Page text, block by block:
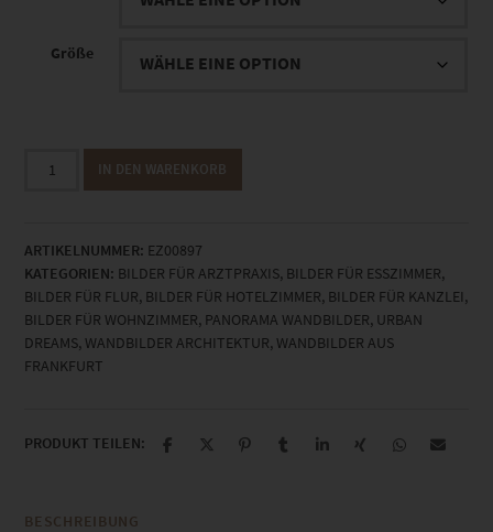
Größe
Frankfurt
Menge
IN DEN WARENKORB
ARTIKELNUMMER: EZ00897
KATEGORIEN: BILDER FÜR ARZTPRAXIS, BILDER FÜR ESSZIMMER,
BILDER FÜR FLUR, BILDER FÜR HOTELZIMMER, BILDER FÜR KANZLEI,
BILDER FÜR WOHNZIMMER, PANORAMA WANDBILDER, URBAN
DREAMS, WANDBILDER ARCHITEKTUR, WANDBILDER AUS
FRANKFURT
PRODUKT TEILEN:
BESCHREIBUNG